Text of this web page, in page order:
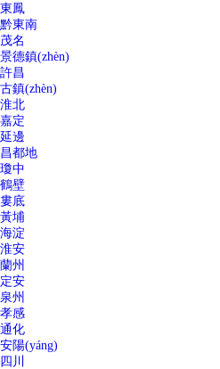
東鳳
黔東南
茂名
景德鎮(zhèn)
許昌
古鎮(zhèn)
淮北
嘉定
延邊
昌都地
瓊中
鶴壁
婁底
黃埔
海淀
淮安
蘭州
定安
泉州
孝感
通化
安陽(yáng)
四川